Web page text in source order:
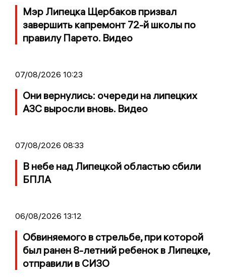
Мэр Липецка Щербаков призвал
завершить капремонт 72-й школы по
правилу Парето. Видео
07/08/2026 10:23
Они вернулись: очереди на липецких
АЗС выросли вновь. Видео
07/08/2026 08:33
В небе над Липецкой областью сбили
БПЛА
06/08/2026 13:12
Обвиняемого в стрельбе, при которой
был ранен 8-летний ребенок в Липецке,
отправили в СИЗО